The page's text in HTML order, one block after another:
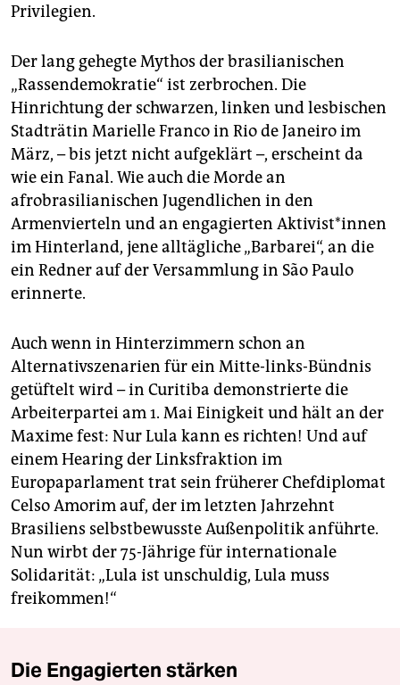
Privilegien.
Der lang gehegte Mythos der brasilianischen
„Rassendemokratie“ ist zerbrochen. Die
Hinrichtung der schwarzen, linken und lesbischen
Stadträtin Marielle Franco in Rio de Janeiro im
März, – bis jetzt nicht aufgeklärt –, erscheint da
wie ein Fanal. Wie auch die Morde an
afrobrasilianischen Jugendlichen in den
Armenvierteln und an engagierten Aktivist*innen
im Hinterland, jene alltägliche „Barbarei“, an die
ein Redner auf der Versammlung in São Paulo
erinnerte.
Auch wenn in Hinterzimmern schon an
Alternativszenarien für ein Mitte-links-Bündnis
getüftelt wird – in Curitiba demonstrierte die
Arbeiterpartei am 1. Mai Einigkeit und hält an der
Maxime fest: Nur Lula kann es richten! Und auf
einem Hearing der Linksfraktion im
Europaparlament trat sein früherer Chefdiplomat
Celso Amorim auf, der im letzten Jahrzehnt
Brasiliens selbstbewusste Außenpolitik anführte.
Nun wirbt der 75-Jährige für internationale
Solidarität: „Lula ist unschuldig, Lula muss
freikommen!“
Die Engagierten stärken